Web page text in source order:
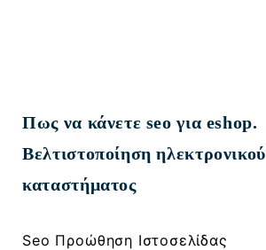
Πως να κάνετε seo για eshop.
Βελτιστοποίηση ηλεκτρονικού
καταστήματος
Seo Προώθηση Ιστοσελίδας